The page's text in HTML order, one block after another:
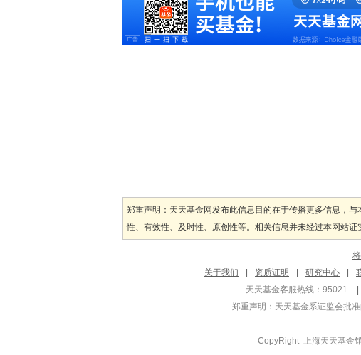
郑重声明：天天基金网发布此信息目的在于传播更多信息，
性、有效性、及时性、原创性等。相关信息并未经过本网站
关于我们
资质证明 研究中心
天天基金客服热线：95021
郑重声明： 天天基金系证监会批
CopyRight 上海天天基金